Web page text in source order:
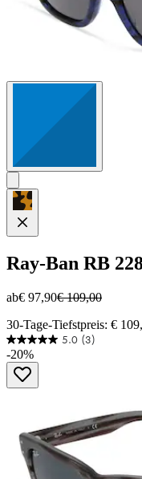
Ray-Ban RB
ab€ 97,90€ 109,00
30-Tage-Tiefstpreis: €
5.0 (3)
5.0
von
Sternen.
Bewertungen
-20%